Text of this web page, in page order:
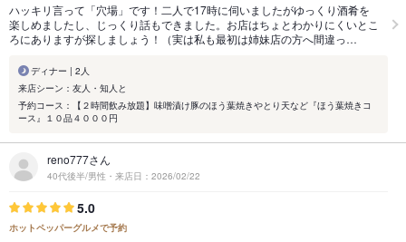
ハッキリ言って「穴場」です！二人で17時に伺いましたがゆっくり酒肴を
楽しめましたし、じっくり話もできました。お店はちょとわかりにくいとこ
ろにありますが探しましょう！（実は私も最初は姉妹店の方へ間違っ…
ディナー | 2人
来店シーン：友人・知人と
予約コース：【２時間飲み放題】味噌漬け豚のほう葉焼きやとり天など『ほう葉焼きコ
ース』１０品４０００円
reno777さん
40代後半/男性・来店日：2026/02/22
5.0
ホットペッパーグルメで予約